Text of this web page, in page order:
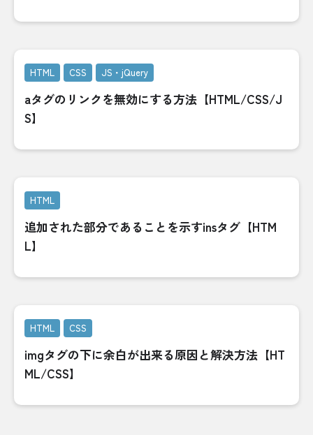
HTML CSS JS・jQuery
aタグのリンクを無効にする方法【HTML/CSS/J
S】
HTML
追加された部分であることを示すinsタグ【HTM
L】
HTML CSS
imgタグの下に余白が出来る原因と解決方法【HT
ML/CSS】